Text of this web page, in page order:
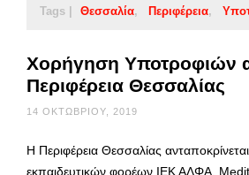
Tags | Θεσσαλία Περιφέρεια
Χορήγηση Υποτροφιών
Περιφέρεια Θεσσαλίας
14 ΟΚΤΩΒΡΊΟΥ, 2019
Η Περιφέρεια Θεσσαλίας
εκπαιδευτικών φορέων ΙΕΚ ΑΛΦΑ,